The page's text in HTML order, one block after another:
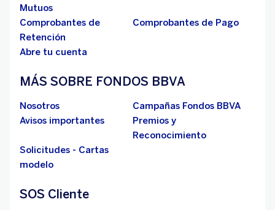
Mutuos
Comprobantes de
Retención
Comprobantes de Pago
Abre tu cuenta
MÁS SOBRE FONDOS BBVA
Nosotros
Campañas Fondos BBVA
Avisos importantes
Premios y
Reconocimiento
Solicitudes - Cartas
modelo
SOS Cliente